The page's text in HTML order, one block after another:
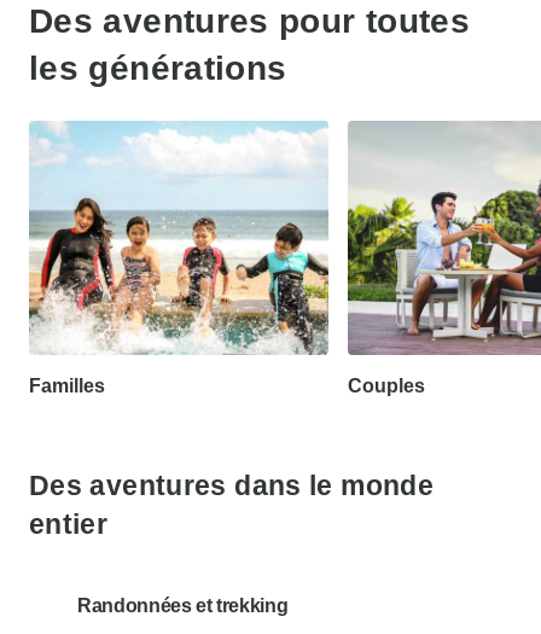
Des aventures pour toutes
les générations
Familles Couples
Des aventures dans le monde
entier
Randonnées et trekking